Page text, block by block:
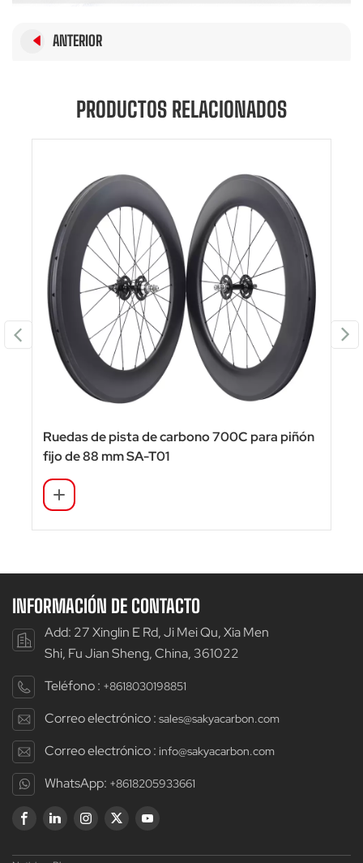
ANTERIOR
PRODUCTOS RELACIONADOS
Ruedas de pista de carbono 700C para piñón
fijo de 88 mm SA-T01
INFORMACIÓN DE CONTACTO
Add: 27 Xinglin E Rd, Ji Mei Qu, Xia Men
Shi, Fu Jian Sheng, China, 361022
Teléfono : +8618030198851
Correo electrónico : sales@sakyacarbon.com
Correo electrónico : info@sakyacarbon.com
WhatsApp: +8618205933661